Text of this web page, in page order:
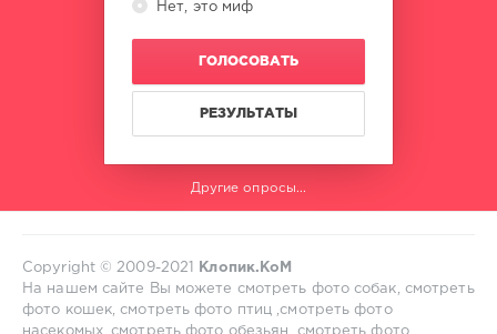
Нет, это миф
ГОЛОСОВАТЬ
РЕЗУЛЬТАТЫ
Другие опросы...
Copyright © 2009-2021
Клопик.КоМ
На нашем сайте Вы можете смотреть фото собак, смотреть
фото кошек, смотреть фото птиц ,смотреть фото
насекомых, смотреть фото обезьян, смотреть фото